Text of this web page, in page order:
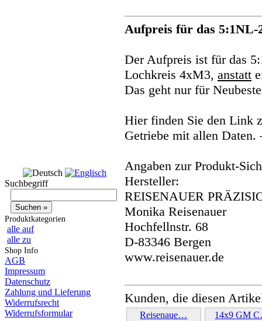
Suchbegriff
Produktkategorien
alle auf
alle zu
Shop Info
AGB
Impressum
Datenschutz
Zahlung und Lieferung
Widerrufsrecht
Widerrufsformular
Aufpreis für das 5:1NL-
Der Aufpreis ist für das
Lochkreis 4xM3, anstatt
Das geht nur für
Hier finden Sie den Link
Getriebe mit allen
Angaben zur Produkt-
Hersteller:
REISENAUER
Monika Reisenauer
Hochfellnstr. 68
D-83346 Bergen
www.reisenauer.de
Kunden, die diesen
Reisenaue… 14x9 GM